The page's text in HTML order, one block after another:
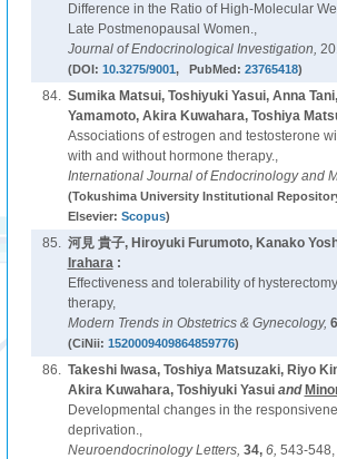
Difference in the Ratio of High-Molecular
Late Postmenopausal Women.,
Journal of Endocrinological Investigation,
(DOI: 10.3275/9001, PubMed: 23765418)
84. Sumika Matsui, Toshiyuki Yasui, Anna
Yamamoto, Akira Kuwahara, Toshiya
Associations of estrogen and testosterone
with and without hormone therapy.,
International Journal of Endocrinology and
(Tokushima University Institutional
Elsevier: Scopus)
85. 河見 貴子, Hiroyuki Furumoto, Kanako
Irahara:
Effectiveness and tolerability of
therapy,
Modern Trends in Obstetrics & Gynecology,
(CiNii: 1520009409864859776)
86. Takeshi Iwasa, Toshiya Matsuzaki, Riyo
Akira Kuwahara, Toshiyuki Yasuiand
Developmental changes in the
deprivation.,
Neuroendocrinology Letters, 34, 6, 543-